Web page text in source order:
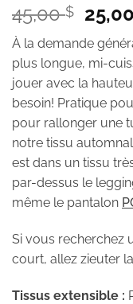
45,00$
Le
prix
était
À la demande
plus longue, mi-
jouer avec la
besoin! Pratique
pour rallonger une
notre tissu
est dans un tissu
par-dessus le
même le pantalon
Si vous recherchez
court, allez zieuter la
Tissus extensible :